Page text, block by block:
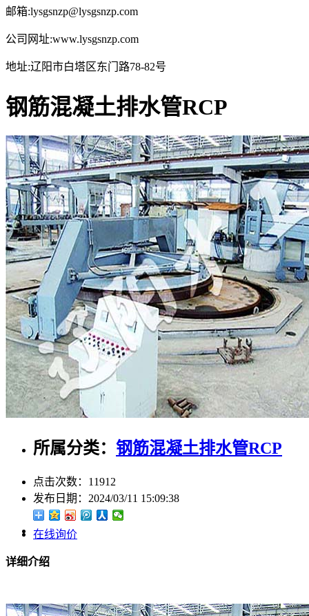
邮箱:lysgsnzp@lysgsnzp.com
公司网址:www.lysgsnzp.com
地址:辽阳市白塔区东门路78-82号
钢筋混凝土排水管RCP
所属分类： 钢筋混凝土排水管RCP
点击次数： 11912
发布日期： 2024/03/11 15:09:38
在线询价
详细介绍